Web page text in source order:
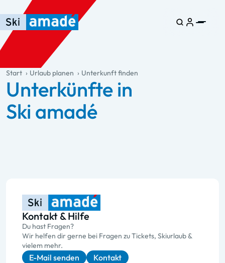
Zum Haupt-Inhalt springen
Springe zur Tabelle
Zur Haupt-Navigation springen
general.table-of-content
Start Urlaub planen Unterkunft finden
Unterkünfte in
Ski amadé
Kontakt & Hilfe
Du hast Fragen?
Wir helfen dir gerne bei Fragen zu Tickets, Skiurlaub &
vielem mehr.
E-Mail senden Kontakt